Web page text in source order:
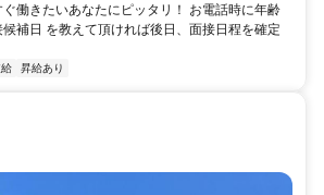
働きたいあなたにピッタリ！ お電話時に年齢
補日 を教えて頂ければ後日、面接日程を確定
昇給あり